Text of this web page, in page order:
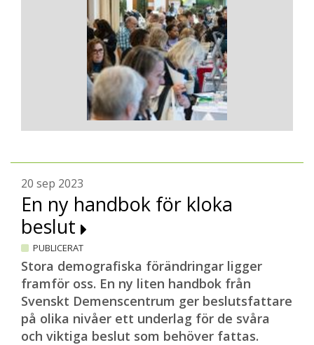
20 sep 2023
En ny handbok för kloka
beslut
PUBLICERAT
Stora demografiska förändringar ligger
framför oss. En ny liten handbok från
Svenskt Demenscentrum ger beslutsfattare
på olika nivåer ett underlag för de svåra
och viktiga beslut som behöver fattas.